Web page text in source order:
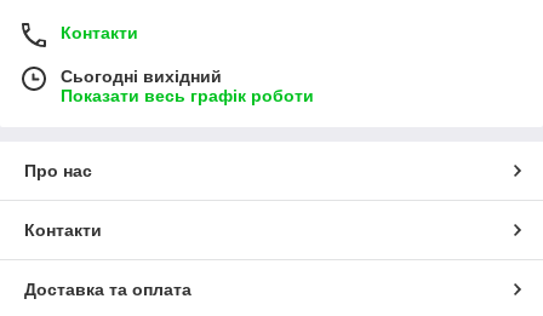
Контакти
Сьогодні вихідний
Показати весь графік роботи
Про нас
Контакти
Доставка та оплата